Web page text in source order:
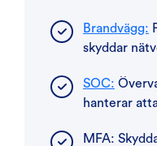
Brandvägg:
skyddar
SOC:
hanterar
MFA: